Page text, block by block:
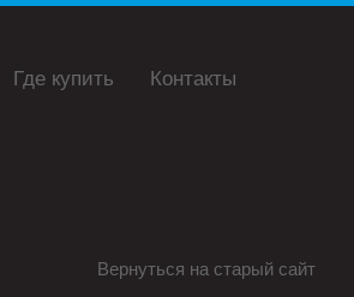
Где купить Контакты
Вернуться на старый сайт